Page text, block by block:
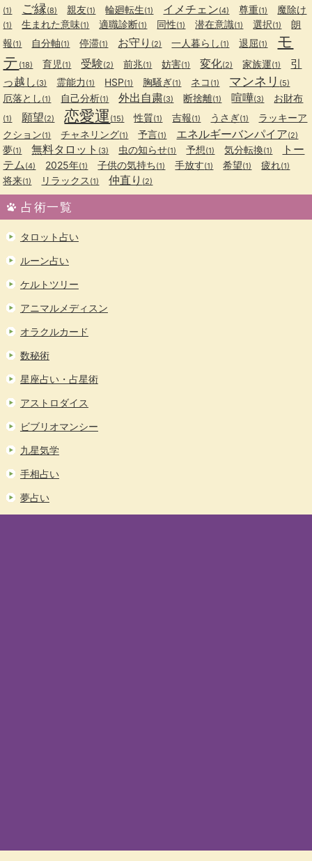
(1) ご縁(8) 親友(1) 輪廻転生(1) イメチェン(4) 尊重(1) 魔除け
(1) 生まれた意味(1) 適職診断(1) 同性(1) 潜在意識(1) 選択(1)
朗
報(1) 自分軸(1) 停滞(1) お守り (2) 一人暮らし (1) 退屈(1)
モ
テ (18) 育児 (1) 受験(2) 前兆(1) 妨害(1) 変化(2) 家族運(1)
引
っ越し (3) 霊能力 (1) HSP(1) 胸騒ぎ(1) ネコ (1) マンネリ (5)
厄落とし (1) 自己分析(1) 外出自粛(3) 断捨離(1) 喧嘩(3) お財布
(1) 願望(2) 恋愛運 (15) 性質(1) 吉報(1) うさぎ(1)
ラッキーア
クション(1) チャネリング(1) 予言(1) エネルギーバンパイア(2)
夢(1) 無料タロット (3) 虫の知らせ(1) 予想(1) 気分転換(1)
トー
テム (4) 2025年(1) 子供の気持ち(1) 手放す(1) 希望(1) 疲れ(1)
将来(1) リラックス (1) 仲直り (2)
占術一覧
タロット占い
ルーン占い
ケルトツリー
アニマルメディスン
オラクルカード
数秘術
星座占い・占星術
アストロダイス
ビブリオマンシー
九星気学
手相占い
夢占い